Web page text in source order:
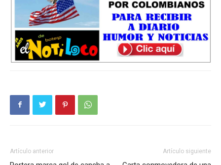
Artículo anterior Artículo siguiente